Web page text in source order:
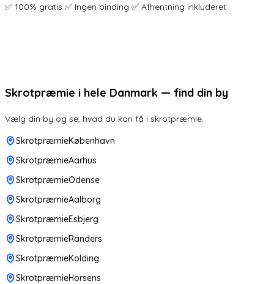
✅ 100% gratis ✅ Ingen binding ✅ Afhentning inkluderet
Skrotpræmie i hele Danmark — find din by
Vælg din by og se, hvad du kan få i skrotpræmie.
SkrotpræmieKøbenhavn
SkrotpræmieAarhus
SkrotpræmieOdense
SkrotpræmieAalborg
SkrotpræmieEsbjerg
SkrotpræmieRanders
SkrotpræmieKolding
SkrotpræmieHorsens